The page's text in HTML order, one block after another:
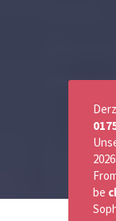
be